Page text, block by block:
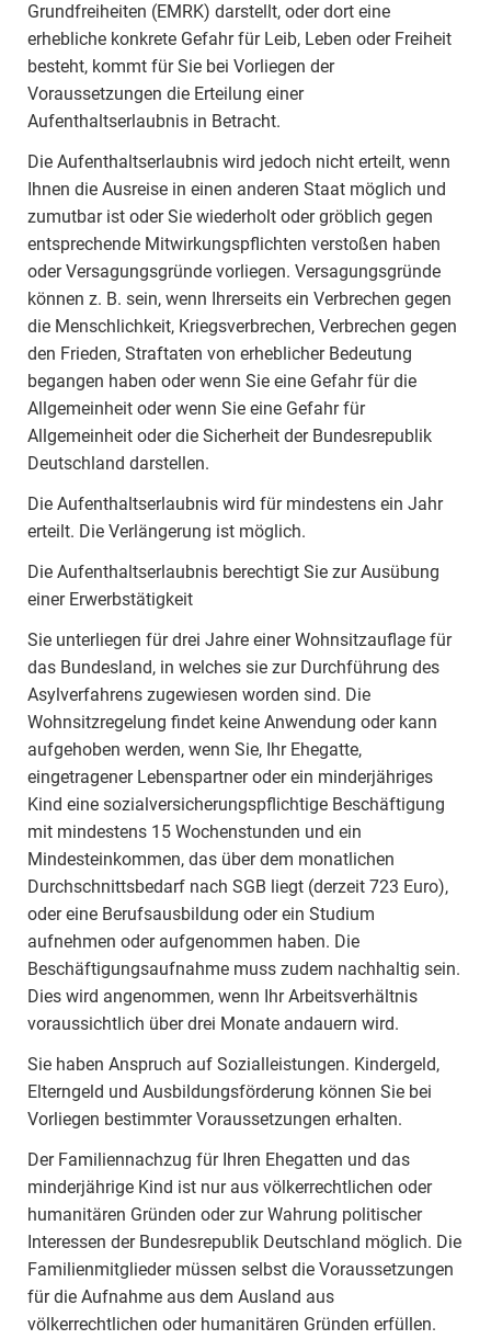
Grundfreiheiten (EMRK) darstellt, oder dort eine
erhebliche konkrete Gefahr für Leib, Leben oder Freiheit
besteht, kommt für Sie bei Vorliegen der
Voraussetzungen die Erteilung einer
Aufenthaltserlaubnis in Betracht.
Die Aufenthaltserlaubnis wird jedoch nicht erteilt, wenn
Ihnen die Ausreise in einen anderen Staat möglich und
zumutbar ist oder Sie wiederholt oder gröblich gegen
entsprechende Mitwirkungspflichten verstoßen haben
oder Versagungsgründe vorliegen. Versagungsgründe
können z. B. sein, wenn Ihrerseits ein Verbrechen gegen
die Menschlichkeit, Kriegsverbrechen, Verbrechen gegen
den Frieden, Straftaten von erheblicher Bedeutung
begangen haben oder wenn Sie eine Gefahr für die
Allgemeinheit oder wenn Sie eine Gefahr für
Allgemeinheit oder die Sicherheit der Bundesrepublik
Deutschland darstellen.
Die Aufenthaltserlaubnis wird für mindestens ein Jahr
erteilt. Die Verlängerung ist möglich.
Die Aufenthaltserlaubnis berechtigt Sie zur Ausübung
einer Erwerbstätigkeit
Sie unterliegen für drei Jahre einer Wohnsitzauflage für
das Bundesland, in welches sie zur Durchführung des
Asylverfahrens zugewiesen worden sind. Die
Wohnsitzregelung findet keine Anwendung oder kann
aufgehoben werden, wenn Sie, Ihr Ehegatte,
eingetragener Lebenspartner oder ein minderjähriges
Kind eine sozialversicherungspflichtige Beschäftigung
mit mindestens 15 Wochenstunden und ein
Mindesteinkommen, das über dem monatlichen
Durchschnittsbedarf nach SGB liegt (derzeit 723 Euro),
oder eine Berufsausbildung oder ein Studium
aufnehmen oder aufgenommen haben. Die
Beschäftigungsaufnahme muss zudem nachhaltig sein.
Dies wird angenommen, wenn Ihr Arbeitsverhältnis
voraussichtlich über drei Monate andauern wird.
Sie haben Anspruch auf Sozialleistungen. Kindergeld,
Elterngeld und Ausbildungsförderung können Sie bei
Vorliegen bestimmter Voraussetzungen erhalten.
Der Familiennachzug für Ihren Ehegatten und das
minderjährige Kind ist nur aus völkerrechtlichen oder
humanitären Gründen oder zur Wahrung politischer
Interessen der Bundesrepublik Deutschland möglich. Die
Familienmitglieder müssen selbst die Voraussetzungen
für die Aufnahme aus dem Ausland aus
völkerrechtlichen oder humanitären Gründen erfüllen.